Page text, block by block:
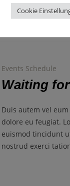
nostrud exerci
Events Schedule
Waiting
Duis autem vel
dolore eu feugiat.
euismod tincidunt
nostrud exerci
Cookie